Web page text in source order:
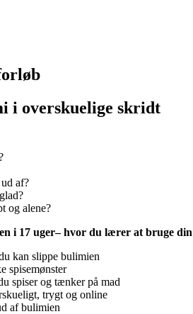
i overskuelige skridt
af?
og alene?
i 17 uger– hvor du lærer at bruge
kan slippe bulimien
spisemønster
spiser og tænker på mad
trygt og online
af bulimien